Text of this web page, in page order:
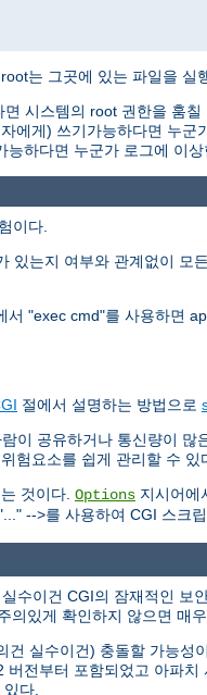
는 그곳에 있는 파일을 실
시스템의 root 권한을 훔
게) 쓰기가능하다면 누
하다면 누군가 로그에 이
이다.
는지 여부와 관계없이
"exec cmd"를 사용하면
절에서 설명하는 방법으로
이 공유하거나 통신량이
험요소를 쉽게 관리할 수 있
것이다. Options 지시어에
-->를 사용하여 CGI 스크
수이건 CGI의 잠재적인 보
의있게 확인하지 않으면 매
실수이건) 충돌할 가능
전부터 포함되었고 아파
있다.